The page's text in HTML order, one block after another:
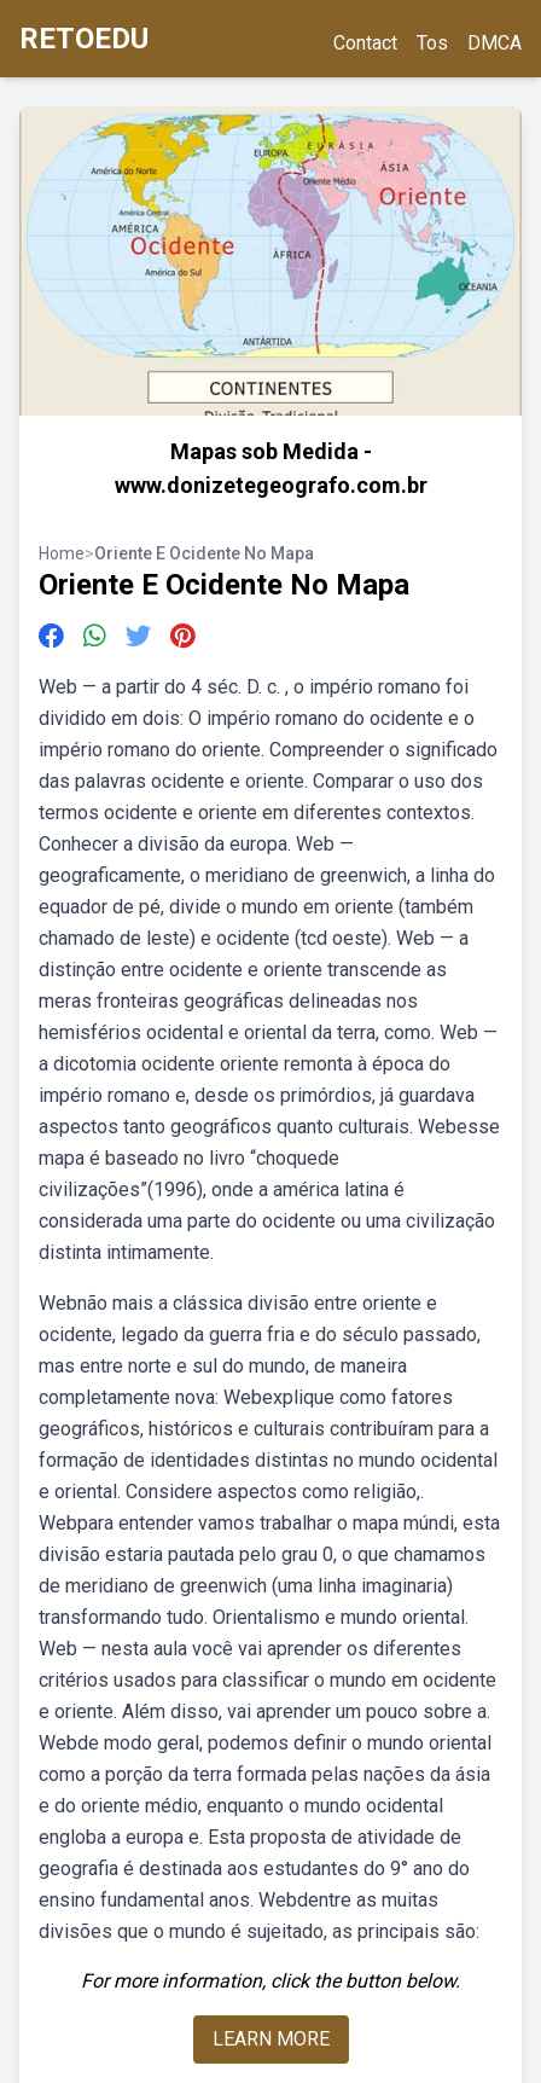
RETOEDU Contact Tos DMCA
Mapas sob Medida -
www.donizetegeografo.com.br
Home>Oriente E Ocidente No Mapa
Oriente E Ocidente No Mapa
Web — a partir do 4 séc. D. c. , o império romano foi
dividido em dois: O império romano do ocidente e o
império romano do oriente. Compreender o significado
das palavras ocidente e oriente. Comparar o uso dos
termos ocidente e oriente em diferentes contextos.
Conhecer a divisão da europa. Web —
geograficamente, o meridiano de greenwich, a linha do
equador de pé, divide o mundo em oriente (também
chamado de leste) e ocidente (tcd oeste). Web — a
distinção entre ocidente e oriente transcende as
meras fronteiras geográficas delineadas nos
hemisférios ocidental e oriental da terra, como. Web —
a dicotomia ocidente oriente remonta à época do
império romano e, desde os primórdios, já guardava
aspectos tanto geográficos quanto culturais. Webesse
mapa é baseado no livro “choquede
civilizações”(1996), onde a américa latina é
considerada uma parte do ocidente ou uma civilização
distinta intimamente.
Webnão mais a clássica divisão entre oriente e
ocidente, legado da guerra fria e do século passado,
mas entre norte e sul do mundo, de maneira
completamente nova: Webexplique como fatores
geográficos, históricos e culturais contribuíram para a
formação de identidades distintas no mundo ocidental
e oriental. Considere aspectos como religião,.
Webpara entender vamos trabalhar o mapa múndi, esta
divisão estaria pautada pelo grau 0, o que chamamos
de meridiano de greenwich (uma linha imaginaria)
transformando tudo. Orientalismo e mundo oriental.
Web — nesta aula você vai aprender os diferentes
critérios usados para classificar o mundo em ocidente
e oriente. Além disso, vai aprender um pouco sobre a.
Webde modo geral, podemos definir o mundo oriental
como a porção da terra formada pelas nações da ásia
e do oriente médio, enquanto o mundo ocidental
engloba a europa e. Esta proposta de atividade de
geografia é destinada aos estudantes do 9° ano do
ensino fundamental anos. Webdentre as muitas
divisões que o mundo é sujeitado, as principais são:
For more information, click the button below.
LEARN MORE